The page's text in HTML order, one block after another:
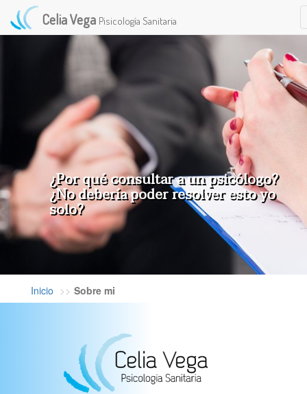
Celia Vega Pisicología Sanitaria
¿Por qué consultar a un psicólogo?
¿No debería poder resolver esto yo
solo?
Inicio Sobre mi